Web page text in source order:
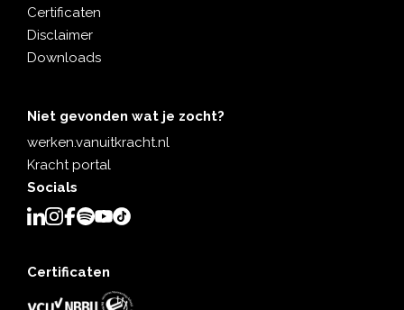
Certificaten
Disclaimer
Downloads
Niet gevonden wat je zocht?
werken.vanuitkracht.nl
Kracht portal
Socials
Certificaten